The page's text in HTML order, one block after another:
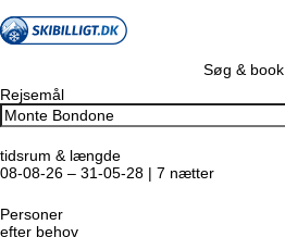
Søg & book
Rejsemål
tidsrum & længde
08-08-26 – 31-05-28 | 7 nætter
Personer
efter behov